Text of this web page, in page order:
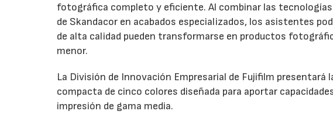
fotográfica completo y eficiente. Al combinar las
de Skandacor en acabados especializados, los asistentes
de alta calidad pueden transformarse en productos
menor.
La División de Innovación Empresarial de Fujifilm presentará
compacta de cinco colores diseñada para aportar
impresión de gama media.